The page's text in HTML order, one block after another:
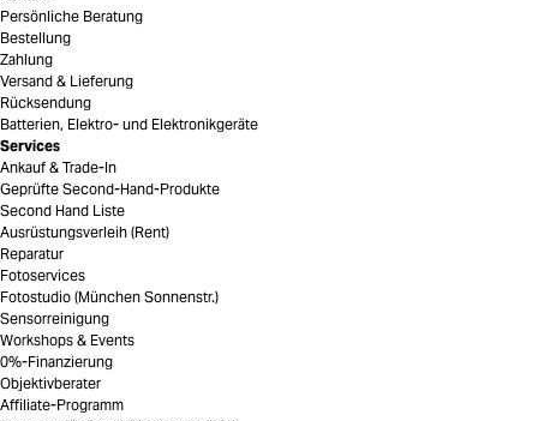
Persönliche Beratung
Bestellung
Zahlung
Versand & Lieferung
Rücksendung
Batterien, Elektro- und Elektronikgeräte
Services
Ankauf & Trade-In
Geprüfte Second-Hand-Produkte
Second Hand Liste
Ausrüstungsverleih (Rent)
Reparatur
Fotoservices
Fotostudio (München Sonnenstr.)
Sensorreinigung
Workshops & Events
0%-Finanzierung
Objektivberater
Affiliate-Programm